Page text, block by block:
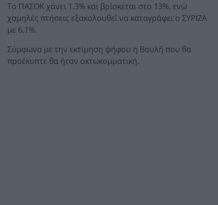
Το ΠΑΣΟΚ χάνει 1.3% και βρίσκεται στο 13%, ενώ
χαμηλές πτήσεις εξακολουθεί να καταγράφει ο ΣΥΡΙΖΑ
με 6,1%.
Σύμφωνα με την εκτίμηση ψήφου η Βουλή που θα
προέκυπτε θα ήταν οκτωκομματική.